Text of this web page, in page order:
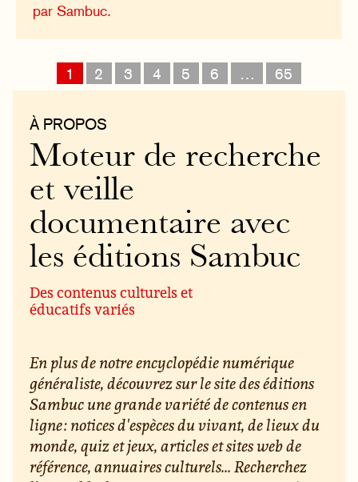
par Sambuc.
1 2 3 4 5 6 … 65
À PROPOS
Moteur de recherche
et veille
documentaire avec
les éditions Sambuc
Des contenus culturels et
éducatifs variés
En plus de notre encyclopédie numérique
généraliste, découvrez sur le site des éditions
Sambuc une grande variété de contenus en
ligne : notices d'espèces du vivant, de lieux du
monde, quiz et jeux, articles et sites web de
référence, annuaires culturels... Recherchez